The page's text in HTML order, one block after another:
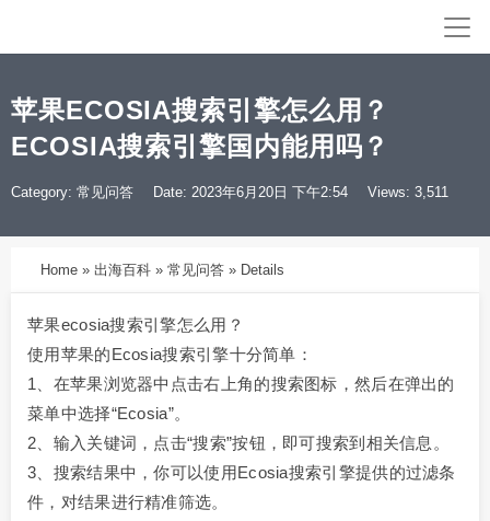
苹果ECOSIA搜索引擎怎么用？
ECOSIA搜索引擎国内能用吗？
Category: 常见问答 Date: 2023年6月20日 下午2:54 Views: 3,511
Home » 出海百科 » 常见问答 » Details
苹果ecosia搜索引擎怎么用？
使用苹果的Ecosia搜索引擎十分简单：
1、在苹果浏览器中点击右上角的搜索图标，然后在弹出的
菜单中选择“Ecosia”。
2、输入关键词，点击“搜索”按钮，即可搜索到相关信息。
3、搜索结果中，你可以使用Ecosia搜索引擎提供的过滤条
件，对结果进行精准筛选。